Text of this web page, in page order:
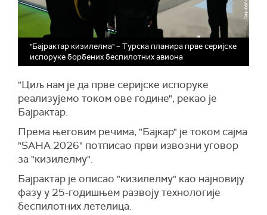
"Бајрактар кизилелма" – Турска планира прве серијске
испоруке борбених беспилотних авиона
"Циљ нам је да прве серијске испоруке
реализујемо током ове године", рекао је
Бајрактар.
Према његовим речима, "Бајкар" је током сајма
"SAHA 2026" потписао први извозни уговор
за "кизилелму".
Бајрактар је описао "кизилелму" као најновију
фазу у 25-годишњем развоју технологије
беспилотних летелица.